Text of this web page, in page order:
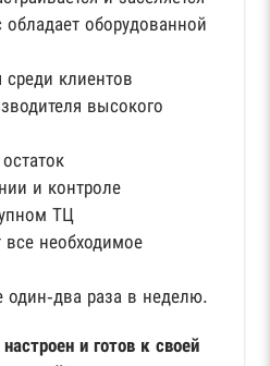
оборудованной
среди клиентов
высокого
и контроле
ТЦ
все необходимое
один-два раза в неделю.
и готов к своей